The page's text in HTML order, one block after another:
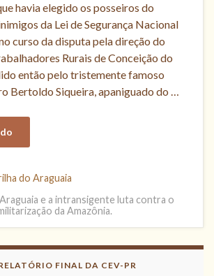
havia elegido os posseiros do
da Lei de Segurança Nacional
curso da disputa pela direção do
Rurais de Conceição do
então pelo tristemente famoso
Bertoldo Siqueira, apaniguado do …
do Araguaia
e a intransigente luta contra o
da Amazônia.
FINAL DA CEV-PR
Acesse aqui o Relatório Final da
CNV